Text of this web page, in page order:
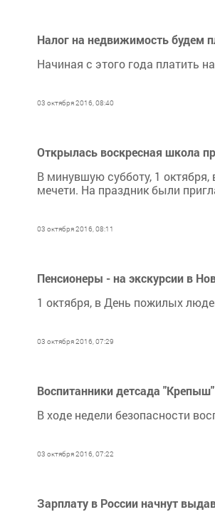
Налог на недвижимость будем
Начиная с этого года платить
03 октября 2016, 08:40
Открылась воскресная школа
В минувшую субботу, 1
мечети. На праздник были
03 октября 2016, 08:11
Пенсионеры - на экскурсии в
1 октября, в День пожилых
03 октября 2016, 07:29
Воспитанники детсада
В ходе недели безопасности
03 октября 2016, 07:22
Зарплату в России начнут